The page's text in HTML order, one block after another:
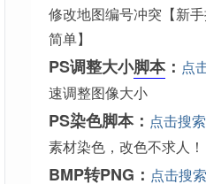
修改地图编号冲突【新
简单】
PS调整大小脚本： 点
速调整图像大小
PS染色脚本： 点击搜索
素材染色，改色不求人！
BMP转PNG： 点击搜索